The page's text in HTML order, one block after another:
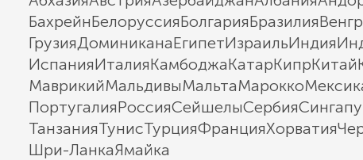
БахрейнБелоруссияБолгарияБразилия
ГрузияДоминиканаЕгипетИзраильИндия
ИспанияИталияКамбоджаКатарКипрКитай
МаврикийМальдивыМальтаМарокко
ПортугалияРоссияСейшелыСербия
ТанзанияТунисТурцияФранцияХорватия
Шри-ЛанкаЯмайка